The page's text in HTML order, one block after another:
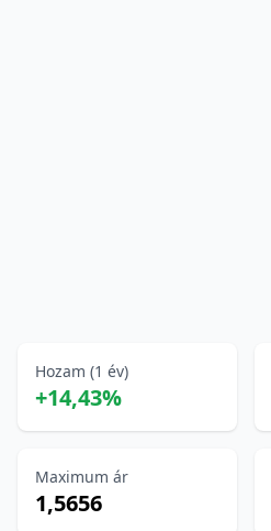
Hozam (1 év)
+14,43%
Maximum ár
1,5656